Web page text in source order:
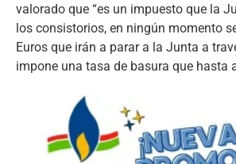
valorado que “es un impuesto que la
los consistorios, en ningún momento
Euros que irán a parar a la Junta a
impone una tasa de basura que hasta